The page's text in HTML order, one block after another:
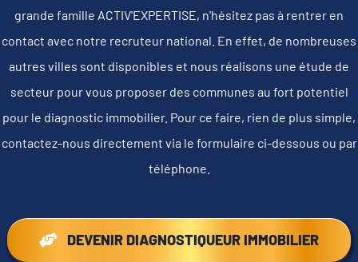
grande famille ACTIV'EXPERTISE, n'hésitez pas à rentrer en
contact avec notre recruteur national. En effet, de nombreuses
autres villes sont disponibles et nous réalisons une étude de
secteur pour vous proposer des communes au fort potentiel
pour le diagnostic immobilier. Pour ce faire, rien de plus simple,
contactez-nous directement via le formulaire ci-dessous ou par
téléphone.
DEVENIR DIAGNOSTIQUEUR IMMOBILIER